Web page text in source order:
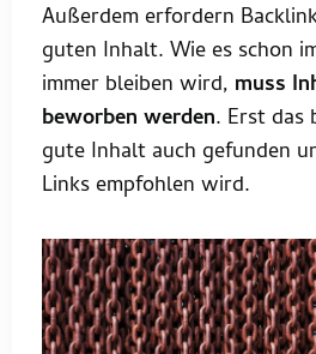
Außerdem erfordern
guten Inhalt. Wie es schon
immer bleiben wird, muss
beworben werden. Erst das
gute Inhalt auch gefunden
Links empfohlen wird.